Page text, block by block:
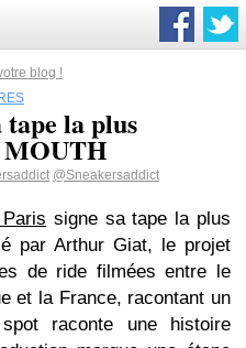
blog !
tape la plus
MOUTH
@Sneakersaddict
signe sa tape la plus
par Arthur Giat, le projet
de ride filmées entre le
et la France, racontant un
raconte une histoire